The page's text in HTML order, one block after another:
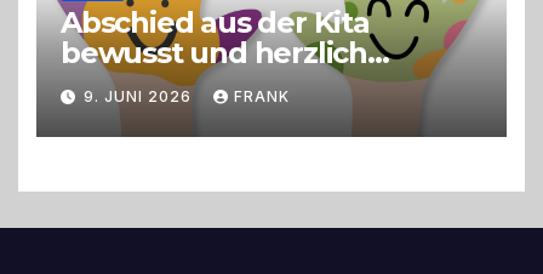
Abschied aus der Kita
bewusst und herzlich
gestalten
9. JUNI 2026 FRANK